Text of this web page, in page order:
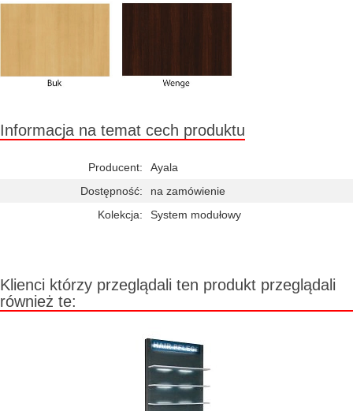
Informacja na temat cech produktu
Producent:
Ayala
Dostępność:
na zamówienie
Kolekcja:
System modułowy
Klienci którzy przeglądali ten produkt przeglądali
również te: